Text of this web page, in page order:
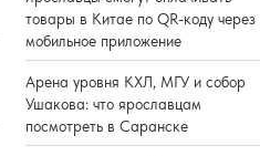
товары в Китае по QR-коду через
мобильное приложение
Арена уровня КХЛ, МГУ и собор
Ушакова: что ярославцам
посмотреть в Саранске